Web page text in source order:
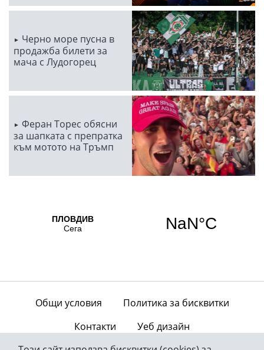
Черно море пусна в
продажба билети за
мача с Лудогорец
Феран Торес обясни
за шапката с препратка
към мотото на Тръмп
Общи условия
Политика за бисквитки
Контакти
Уеб дизайн